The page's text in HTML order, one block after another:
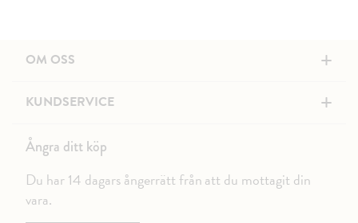
OM OSS +
KUNDSERVICE +
Ångra ditt köp
Du har 14 dagars ångerrätt från att du mottagit din
vara.